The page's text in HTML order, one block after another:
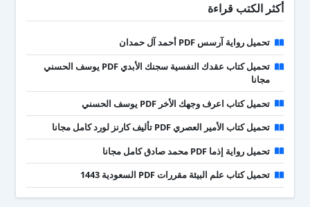
أكثر الكتب قراءة
تحميل رواية آرسس PDF أحمد آل حمدان
تحميل كتاب عقدك النفسية سجنك الأبدي PDF يوسف الحسني
مجانا
تحميل كتاب اعرف وجهك الأخر PDF يوسف الحسني
تحميل كتاب الأمير العصري PDF تأليف كارنز لورد كامل مجانا
تحميل رواية إذما PDF محمد صادق كامل مجانا
تحميل كتاب علم البيئة مقررات PDF السعودية 1443